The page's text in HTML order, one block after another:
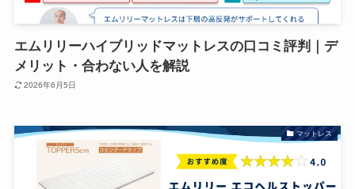
エムリリーハイブリッドマットレスの口コミ評判｜デ
メリット・合わない人を解説
2026年6月5日
マットレス